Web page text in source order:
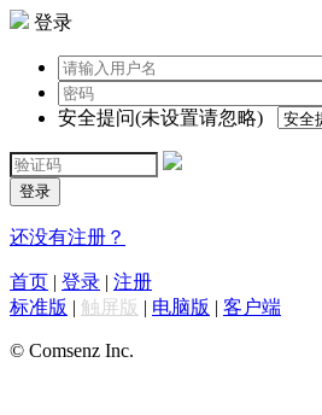
登录
安全提问(未设置请忽略)
登录
还没有注册？
首页 | 登录 | 注册
标准版 | 触屏版 | 电脑版 | 客户端
© Comsenz Inc.